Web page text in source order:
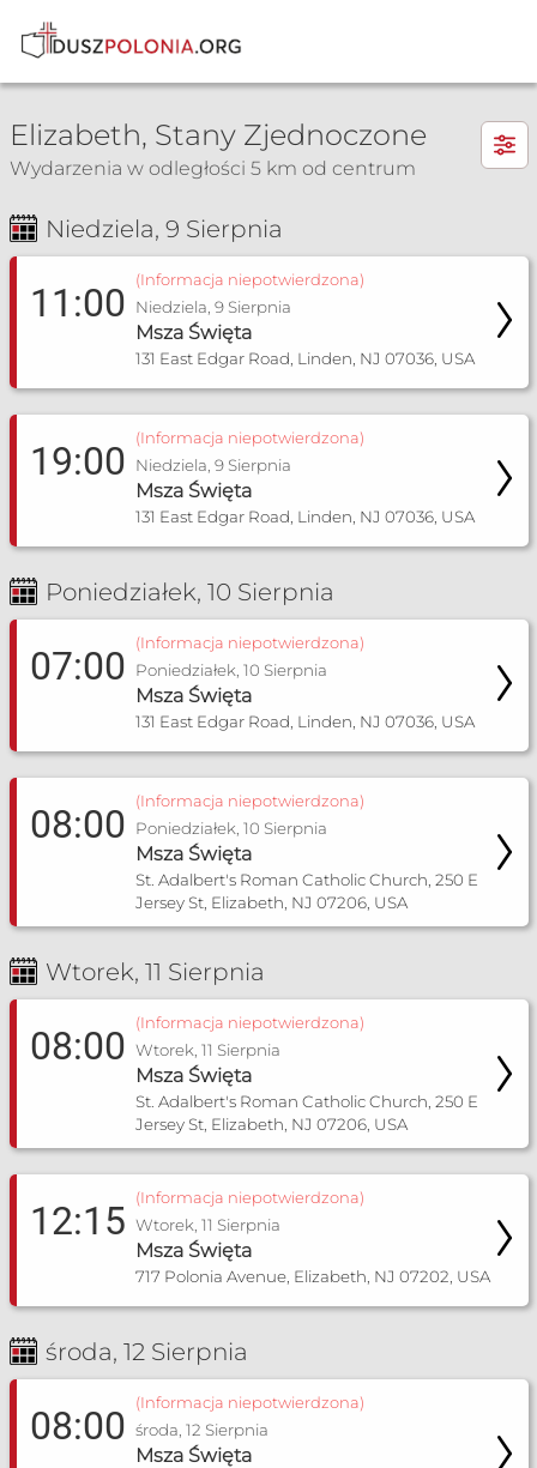
×
Msza Św. i nabożeństwa
Elizabeth, Stany Zjednoczone
Wydarzenia w odległości 5 km od centrum
Niedziela, 9 Sierpnia
11:00
(Informacja niepotwierdzona)
Niedziela, 9 Sierpnia
Msza Święta
131 East Edgar Road, Linden, NJ 07036, USA
19:00
(Informacja niepotwierdzona)
Niedziela, 9 Sierpnia
Msza Święta
131 East Edgar Road, Linden, NJ 07036, USA
Poniedziałek, 10 Sierpnia
07:00
(Informacja niepotwierdzona)
Poniedziałek, 10 Sierpnia
Msza Święta
131 East Edgar Road, Linden, NJ 07036, USA
08:00
(Informacja niepotwierdzona)
Poniedziałek, 10 Sierpnia
Msza Święta
St. Adalbert's Roman Catholic Church, 250 E
Jersey St, Elizabeth, NJ 07206, USA
Wtorek, 11 Sierpnia
08:00
(Informacja niepotwierdzona)
Wtorek, 11 Sierpnia
Msza Święta
St. Adalbert's Roman Catholic Church, 250 E
Jersey St, Elizabeth, NJ 07206, USA
12:15
(Informacja niepotwierdzona)
Wtorek, 11 Sierpnia
Msza Święta
717 Polonia Avenue, Elizabeth, NJ 07202, USA
środa, 12 Sierpnia
08:00
(Informacja niepotwierdzona)
środa, 12 Sierpnia
Msza Święta